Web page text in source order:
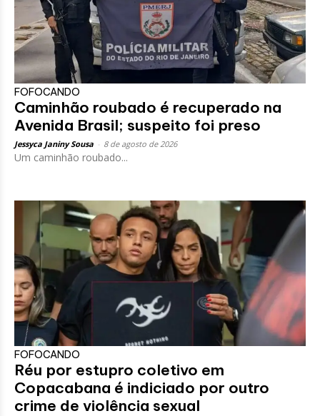
FOFOCANDO
Caminhão roubado é recuperado na
Avenida Brasil; suspeito foi preso
Jessyca Janiny Sousa 8 de agosto de 2026
Um caminhão roubado...
FOFOCANDO
Réu por estupro coletivo em
Copacabana é indiciado por outro
crime de violência sexual